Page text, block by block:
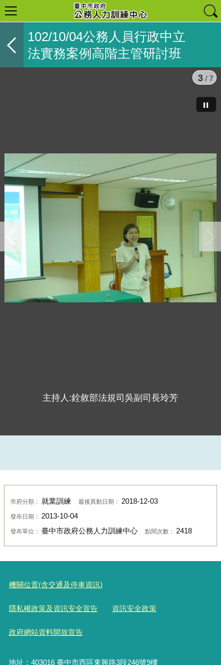
102/10/04公務人員行政中立
法實務案例高階主管研討班
主持人:銓敘部法規司吳副司長玲芳
3 / 7
市府分類： 就業訓練 最後異動日期： 2018-12-03
發布日期： 2013-10-04
發布單位： 臺中市政府公務人力訓練中心 點閱次數： 2418
機關位置(含交通及停車資訊)
隱私權政策及資訊安全宣告 資訊安全政策
政府網站資料開放宣告
地址：403016 臺中市西區東興路3段246號9樓